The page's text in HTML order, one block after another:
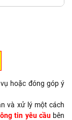
hoặc đóng góp ý
và xử lý một cách
tin yêu cầubên